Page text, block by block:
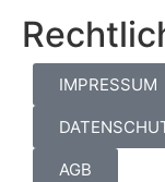
IMPRESSUM
AGB